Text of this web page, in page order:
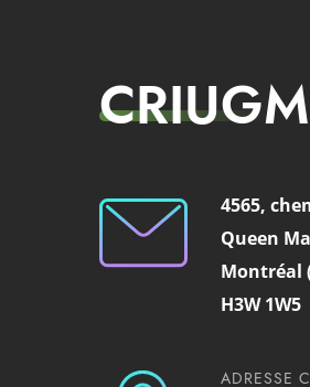
CRIUGM
4565,
Queen
Montréal
H3W 1W5
ADRESSE